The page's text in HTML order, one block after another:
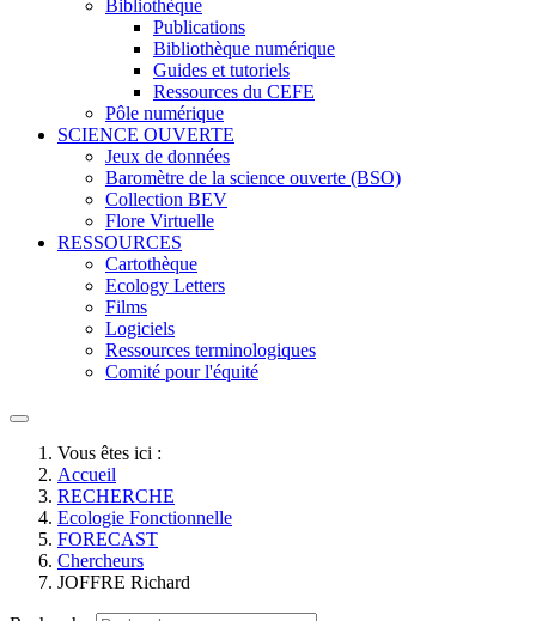
Bibliothèque
Publications
Bibliothèque numérique
Guides et tutoriels
Ressources du CEFE
Pôle numérique
SCIENCE OUVERTE
Jeux de données
Baromètre de la science ouverte (BSO)
Collection BEV
Flore Virtuelle
RESSOURCES
Cartothèque
Ecology Letters
Films
Logiciels
Ressources terminologiques
Comité pour l'équité
Vous êtes ici :
Accueil
RECHERCHE
Ecologie Fonctionnelle
FORECAST
Chercheurs
JOFFRE Richard